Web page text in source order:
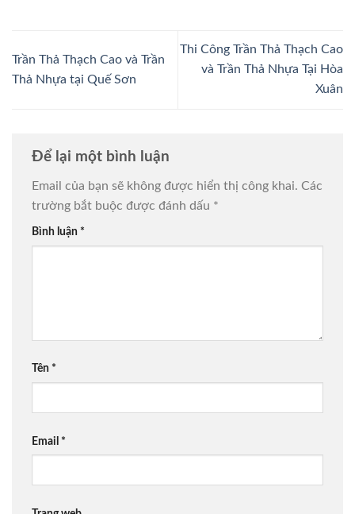
Trần Thả Thạch Cao và Trần
Thả Nhựa tại Quế Sơn
Thi Công Trần Thả Thạch Cao
và Trần Thả Nhựa Tại Hòa
Xuân
Để lại một bình luận
Email của bạn sẽ không được hiển thị công khai. Các
trường bắt buộc được đánh dấu *
Bình luận *
Tên *
Email *